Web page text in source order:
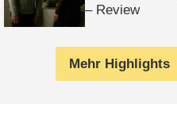
– Review
Mehr Highlights